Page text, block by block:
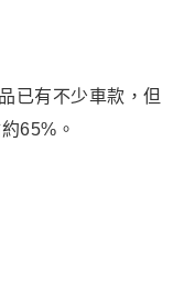
已有不少車款 ， 但
65%。